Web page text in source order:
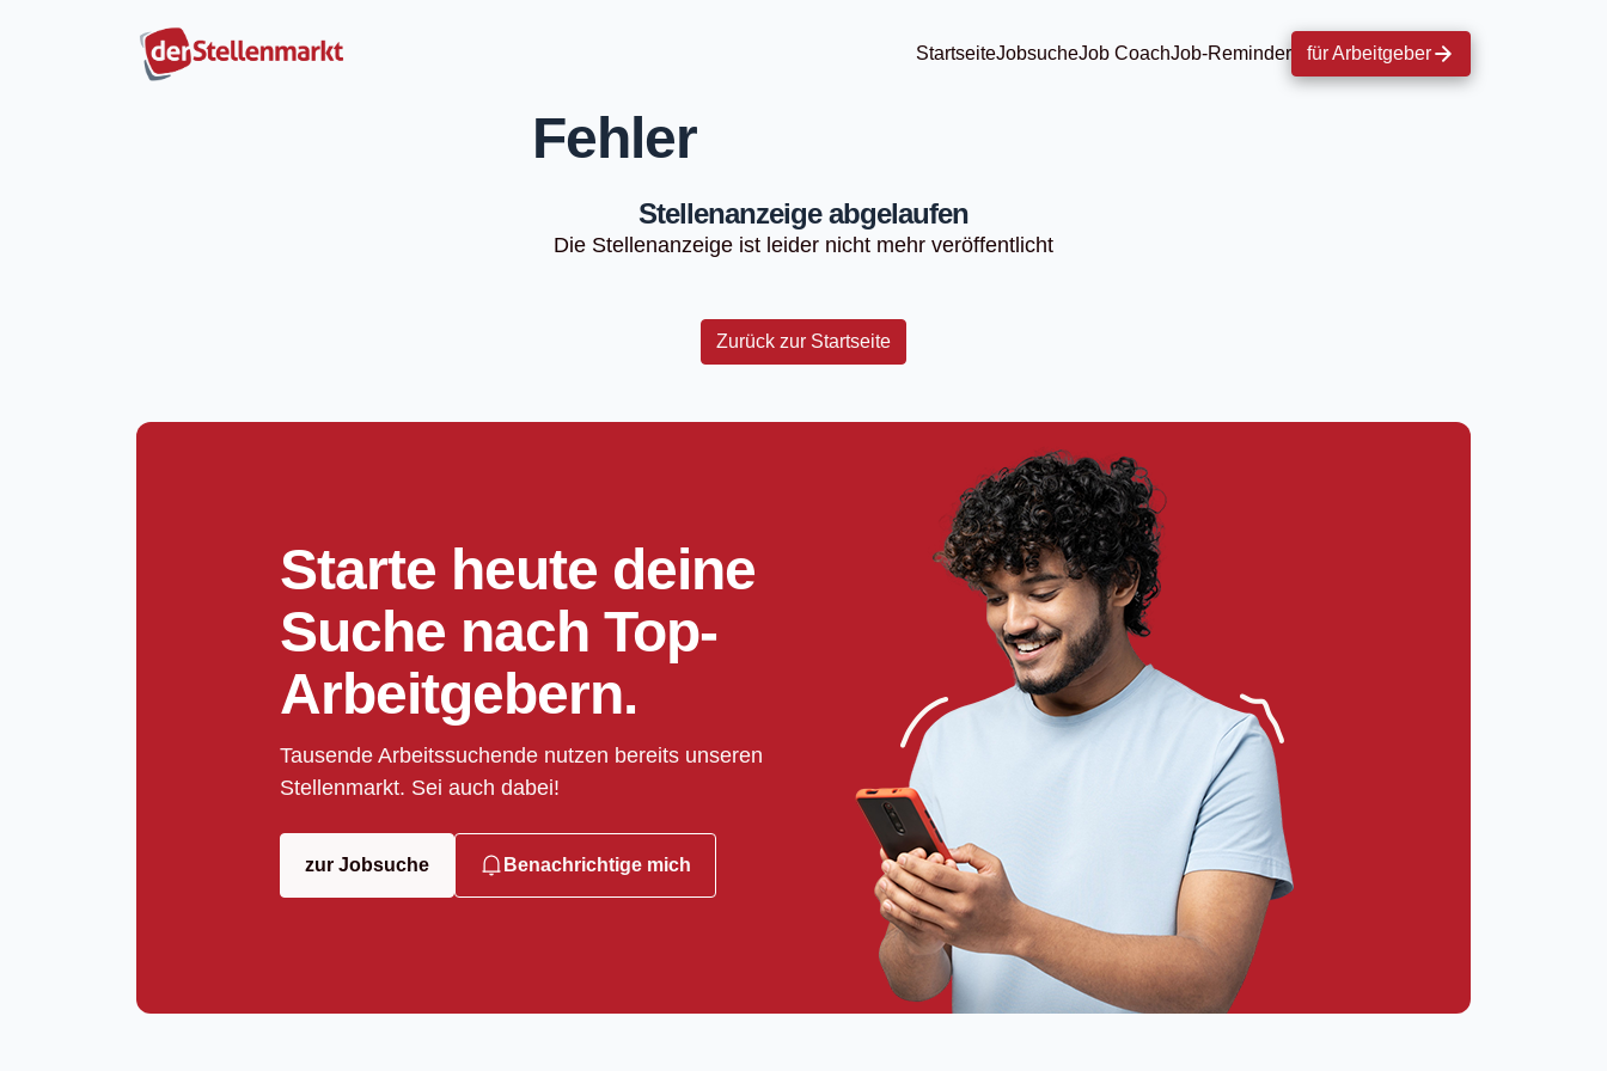
StartseiteJobsucheJob CoachJob-Reminder für Arbeitgeber
Fehler
Stellenanzeige abgelaufen
Die Stellenanzeige ist leider nicht mehr veröffentlicht
Zurück zur Startseite
Starte heute deine
Suche nach Top-
Arbeitgebern.
Tausende Arbeitssuchende nutzen bereits unseren
Stellenmarkt. Sei auch dabei!
zur Jobsuche Benachrichtige mich